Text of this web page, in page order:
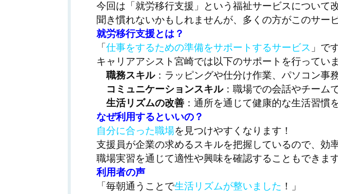
今回は「就労移行支援」という福祉サービスについて
聞き慣れないかもしれませんが、多くの方がこのサー
就労移行支援とは？
「 仕事をするための準備をサポートするサービス 」で
キャリアアシスト宮崎では以下のサポートを行ってい
職務スキル：ラッピングや仕分け作業、パソコン事
コミュニケーションスキル：職場での会話やチーム
生活リズムの改善 ：通所を通じて健康的な生活習慣
なぜ利用するといいの？
自分に合った職場を見つけやすくなります！
支援員が企業の求めるスキルを把握しているので、効
職場実習を通じて適性や興味を確認することもできます
利用者の声
「毎朝通うことで生活リズムが整いました ！」